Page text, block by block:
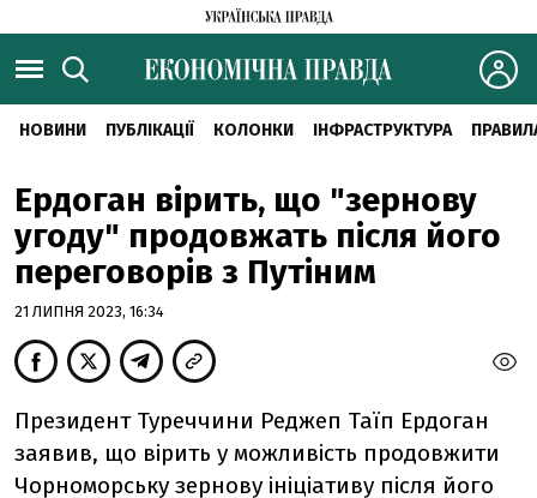
НОВИНИ ПУБЛІКАЦІЇ КОЛОНКИ ІНФРАСТРУКТУРА
Ердоган вірить, що "зернову
угоду" продовжать після його
переговорів з Путіним
21 ЛИПНЯ 2023, 16:34
Президент Туреччини Реджеп Таїп Ердоган
заявив, що вірить у можливість продовжити
Чорноморську зернову ініціативу після його